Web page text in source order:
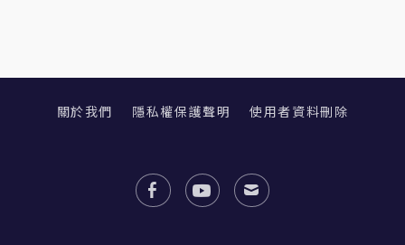
關於我們 隱私權保護聲明 使用者資料刪除